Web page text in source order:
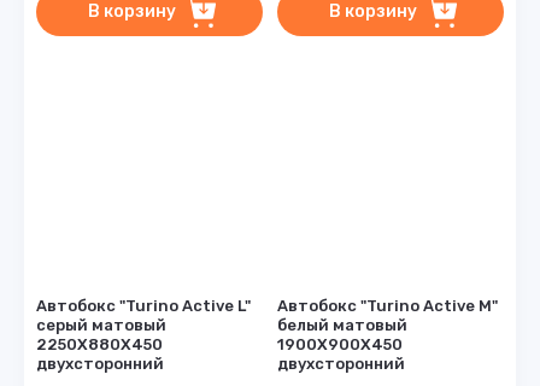
В корзину В корзину
Автобокс "Turino Active L"
серый матовый
2250Х880Х450
двухсторонний
Автобокс "Turino Active M"
белый матовый
1900Х900Х450
двухсторонний